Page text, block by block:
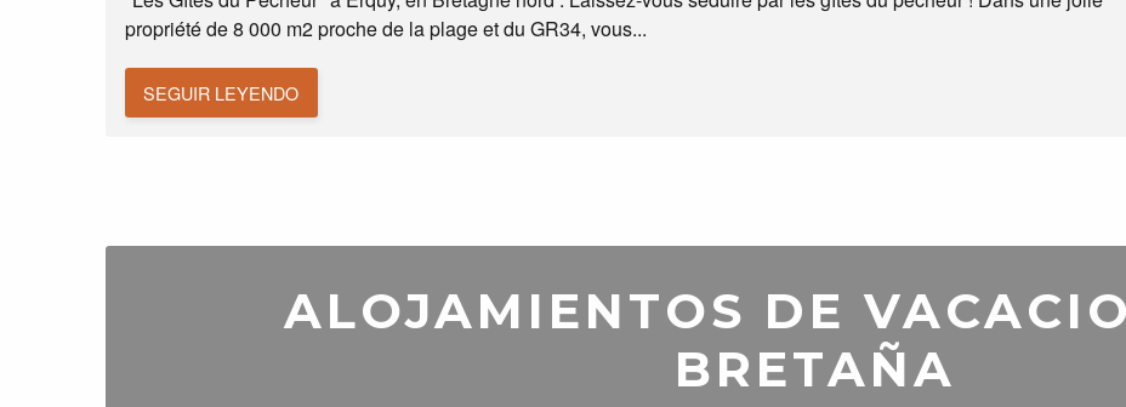
propriété de 8 000 m2 proche de la plage et du GR34, vous...
SEGUIR LEYENDO
ALOJAMIENTOS DE
BRETAÑA